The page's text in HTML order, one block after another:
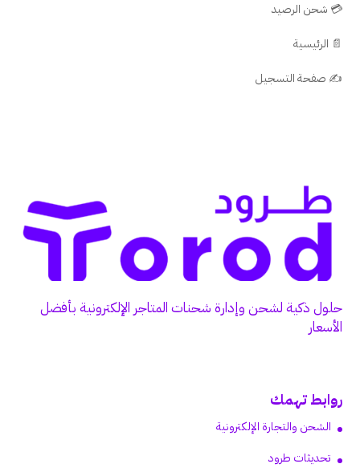
💳 شحن الرصيد
📄 الرئيسية
✍️ صفحة التسجيل
حلول ذكية لشحن وإدارة شحنات المتاجر الإلكترونية بأفضل
الأسعار
روابط تهمك
الشحن والتجارة الإلكترونية
تحديثات طرود